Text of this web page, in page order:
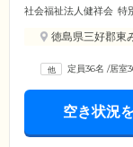
社会福祉法人健祥会 特
徳島県三好郡東
定員36名 /居室
空き状況